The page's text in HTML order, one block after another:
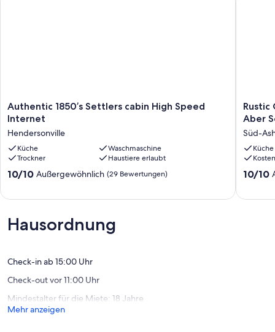
Authentic
1850’s
cabin
High
Speed
Internet
Hendersonville
Authentic 1850’s Settlers cabin High Speed
Internet
Hendersonville
Küche
Waschmaschine
Trockner
Haustiere erlaubt
10.0
(29
Bewertungen)
10/10 Außergewöhnlich (29 Bewertungen)
Rustic
Cabin,
Eleganz,
Aber
Süd-
Rustic
Aber
Süd-
Küche
10.0
10/10
Hausordnung
Check-in ab 15:00 Uhr
Check-out vor 11:00 Uhr
Mindestalter für die Miete: 18 Jahre
Mehr anzeigen